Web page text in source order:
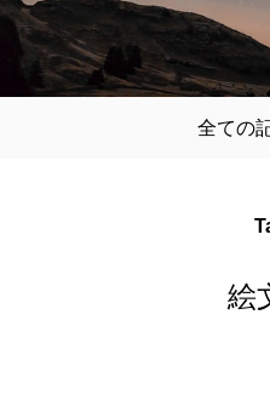
全ての
絵